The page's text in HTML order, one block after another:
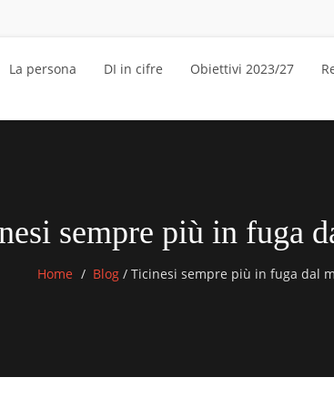
La persona DI in cifre Obiettivi 2023/27
sempre più in fuga
Home Blog /Ticinesi sempre più in fuga dal